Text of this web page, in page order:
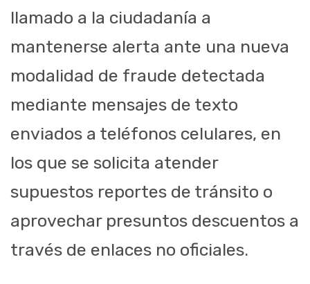
llamado a la ciudadanía a
mantenerse alerta ante una nueva
modalidad de fraude detectada
mediante mensajes de texto
enviados a teléfonos celulares, en
los que se solicita atender
supuestos reportes de tránsito o
aprovechar presuntos descuentos a
través de enlaces no oficiales.